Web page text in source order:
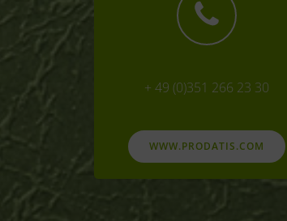
+ 49 (0)351 266 23 30
WWW.PRODATIS.COM